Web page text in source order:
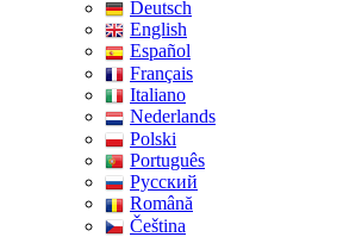
Deutsch
English
Español
Français
Italiano
Nederlands
Polski
Português
Pусский
Română
Čeština